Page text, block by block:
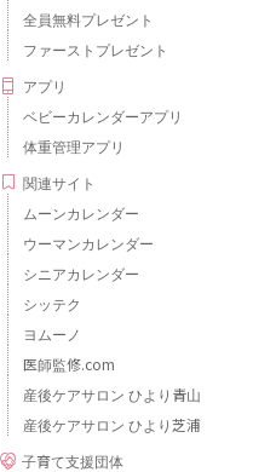
全員無料プレゼント
ファーストプレゼント
アプリ
ベビーカレンダーアプリ
体重管理アプリ
関連サイト
ムーンカレンダー
ウーマンカレンダー
シニアカレンダー
シッテク
ヨムーノ
医師監修.com
産後ケアサロン ひより青山
産後ケアサロン ひより芝浦
子育て支援団体